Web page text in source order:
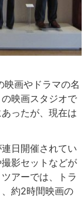
映画やドラマの名
映画スタジオで
ったが、現在は
日開催されてい
影セットなどが
アーでは、トラ
約2時間映画の